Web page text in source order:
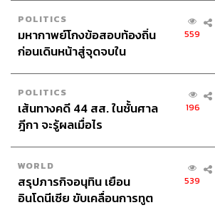
Head of The Secret Sauce ปณชัย อารีเ
Content Creator ชาคร ฉายเพชร
Video Editor วุฒิชัย ถิระบัญชาศักดิ์
Sound Designer & Engineer กฤตพล จีย
Sound Recording Engineer ขจีพรรณ วิ
Assistant อสุมิ สุกี้คาวะ
Graphic Designer พันธิตรา หอมเดชนะกุล
Channel Manager เชษฐพงศ์ ชูประดิษฐ์
Channel Admin จักรภัทร อ่ำพริ้ง
Proofreader ชนเนตร ลอยครุฑ
Webmaster ไชยพร ศิริกลการ
POLITICS
มหากาพย์โกงข้อสอบท้องถิ่น
ก่อนเดินหน้าสู่จุดจบใน
559
POLITICS
เส้นทางคดี 44 สส. ในชั้นศาล
ฎีกา จะรู้ผลเมื่อไร
196
WORLD
สรุปภารกิจอนุทิน เยือน
อินโดนีเซีย ขับเคลื่อนการทูต
539